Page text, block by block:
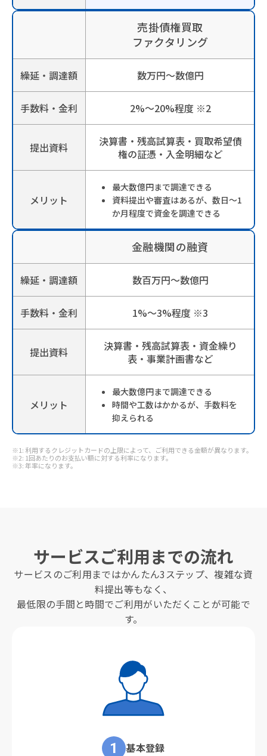
売掛債権買取
ファクタリング
繰延・調達額 数万円～数億円
手数料・金利 2%～20%程度 ※2
提出資料
決算書・残高試算表・買取希望債
権の証憑・入金明細など
メリット
最大数億円まで調達できる
資料提出や審査はあるが、数日～1
か月程度で資金を調達できる
金融機関の融資
繰延・調達額 数百万円～数億円
手数料・金利 1%～3%程度 ※3
提出資料
決算書・残高試算表・資金繰り
表・事業計画書など
メリット
最大数億円まで調達できる
時間や工数はかかるが、手数料を
抑えられる
※1: 利用するクレジットカードの上限によって、ご利用できる金額が異なります。
※2: 1回あたりのお支払い額に対する利率になります。
※3: 年率になります。
サービスご利用までの流れ
サービスのご利用まではかんたん3ステップ、複雑な資
料提出等もなく、
最低限の手間と時間でご利用がいただくことが可能で
す。
基本登録